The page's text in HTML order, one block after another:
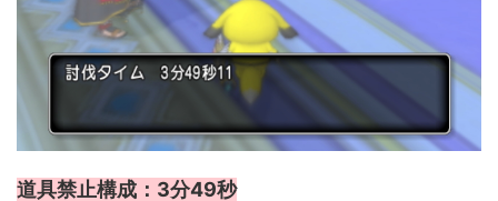
道具禁止構成：3分49秒